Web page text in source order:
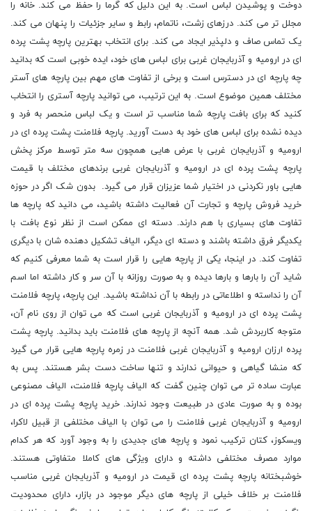
دوخت و پوشیدن لباس است. به این دلیل که گرما را حفظ می کند. خانه را
مجلل تر می کند. درزهای زشت، ناتمام، رابط و سایر جزئیات را پنهان می کند.
یک تماس صاف و دلپذیر ایجاد می کند. برای انتخاب بهترین پارچه پشت پرده
ای در ارومیه و آذربایجان غربی برای لباس های خود، ایده خوبی است که بدانید
چه پارچه ای در دسترس است و برخی از تفاوت های مهم بین پارچه های آستر
مختلف همین موضوع است. به این ترتیب، می توانید پارچه آستری را انتخاب
کنید که برای بافت پارچه شما مناسب تر است و یک لباس منحصر به فرد و
دیده نشده برای لباس های خود به دست آورید. پارچه فلامنت پشت پرده ای در
ارومیه و آذربایجان غربی با عرض هایی همچون سه متر توسط مرکز پخش
پارچه پشت پرده ای در ارومیه و آذربایجان غربی برندهای مختلف با قیمت
هایی باور نکردنی در اختیار شما عزیزان قرار می گیرد. بدون شک اگر در حوزه
خرید فروش پارچه و تجارت آن فعالیت داشته باشید، می دانید که پارچه ها
تفاوت های بسیاری با هم دارند. دسته ای ممکن است از نظر نوع بافت با
یکدیگر فرق داشته باشند و دسته ای دیگر، الیاف تشکیل دهنده شان با دیگری
تفاوت کند. در اینجا، یکی از پارچه هایی را قرار است به شما معرفی کنیم که
شاید آن را بارها و بارها دیده و به صورت روزانه با آن سر و کار داشته اما اسم
آن را نداسته و اطلاعاتی در رابطه با آن نداشته باشید. این پارچه، پارچه فلامنت
پشت پرده ای در ارومیه و آذربایجان غربی است که می توان از روی نام آن،
متوجه کاربردش شد. همه آنچه از پارچه های فلامنت باید بدانید. پارچه پشت
پرده ارزان ارومیه و آذربایجان غربی فلامنت در زمره پارچه هایی قرار می گیرد
که منشا گیاهی و حیوانی ندارند و تنها ساخت دست بشر هستند. پس به
عبارت ساده تر می توان چنین گفت که الیاف پارچه فلامنت، الیاف مصنوعی
بوده و به صورت عادی در طبیعت وجود ندارند. خرید پارچه پشت پرده ای در
ارومیه و آذربایجان غربی فلامنت را می توان با الیاف مختلفی از قبیل لاکرا،
ویسکوز، کتان ترکیب نمود و پارچه های جدیدی را به وجود آورد که هر کدام
موارد مصرف مختلفی داشته و دارای ویژگی های کاملا متفاوتی هستند.
خوشبختانه پارچه پشت پرده ای قیمت در ارومیه و آذربایجان غربی مناسب
فلامنت بر خلاف خیلی از پارچه های دیگر موجود در بازار، دارای محدودیت